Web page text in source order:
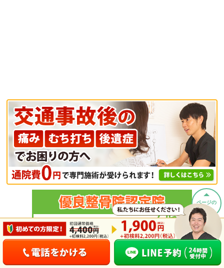
ページの
先頭へ